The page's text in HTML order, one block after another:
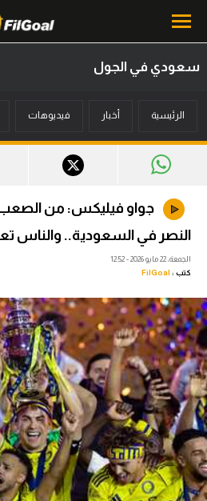
أخبار
فانتازي في الجول
فيديوهات
عدسات
آراء حرة
ركن الألعاب
بطولات
أمريكا 2026
سعودي في الجول
الرئيسية أخبار فيديوهات
جواو فيليكس: من الصعب
النصر في السعودية.. والناس
الجمعة، 22 مايو 2026 - 12:52
كتب : FilGoal